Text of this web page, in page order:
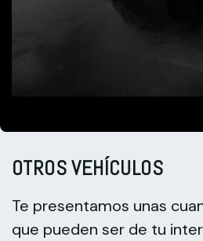
OTROS VEHÍCULOS
Te presentamos unas
que pueden ser de tu